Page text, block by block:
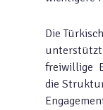
Die
unterstützt
freiwillige
die